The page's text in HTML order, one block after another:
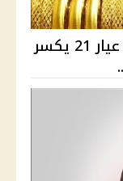
ارتفاع جديد بأسعار الذهب بمصر. عيار 21 يكسر